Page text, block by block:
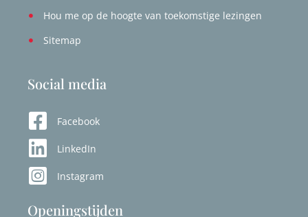
Hou me op de hoogte van toekomstige lezingen
Sitemap
Social media
Facebook
LinkedIn
Instagram
Openingstijden